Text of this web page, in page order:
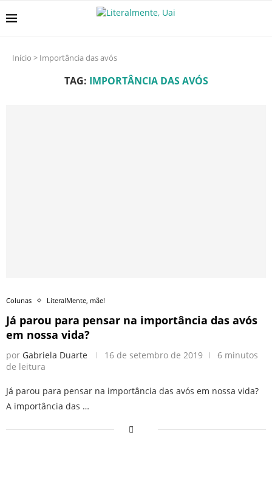
Início > Importância das avós
TAG: IMPORTÂNCIA DAS AVÓS
Colunas LiteralMente, mãe!
Já parou para pensar na importância das avós
em nossa vida?
por Gabriela Duarte 16 de setembro de 2019
6 minutos
de leitura
Já parou para pensar na importância das avós em nossa vida?
A importância das …